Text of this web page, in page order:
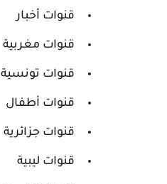
قنوات أخبار
قنوات مغربية
قنوات تونسية
قنوات أطفال
قنوات جزائرية
قنوات ليبية